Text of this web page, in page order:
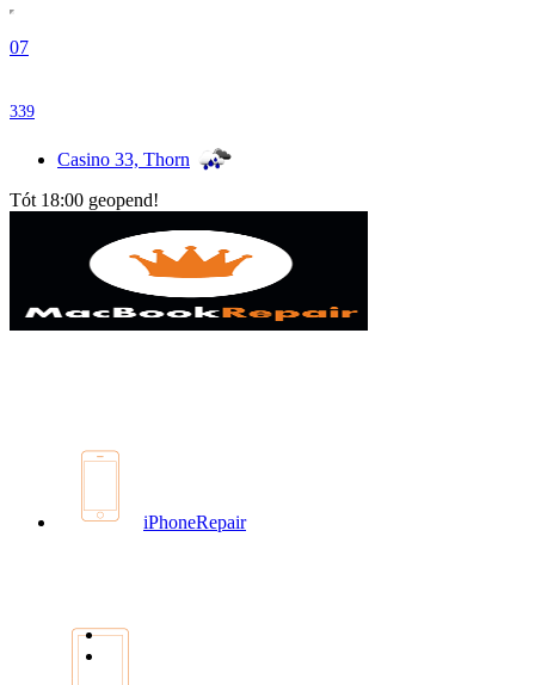
07
339
Casino 33, Thorn
Tót 18:00 geopend!
iPhoneRepair